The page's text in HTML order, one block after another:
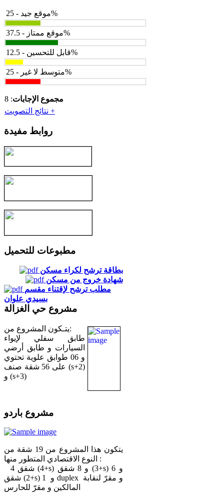
موقع جيد - 25%
موقع ممتاز - 37.5%
قابل للتحسين - 12.5%
متوسط لا غير - 25%
مجموع الإجابات: 8
نتائج التصويت +
روابط مفيدة
مطبوعات للتحميل
بطاقة ترشح لكراء مسكن
شهادة خروج من مسكن
مطلب ترشح لإقتناء مقسم
بسيدي علوان
مشروع حي الغزالة
يتـكون المشروع من:
طابق سفلي لإيواء
السيارات و طابق أرضي
و 06 طوابق علوية تحتوي
على 56 شقة صنف (s+2)
و (s+3)
مشروع باردو
يتكون هذا المشروع من 19 شقة من
النوع الاقتصادي المتطور منها :
4 شقق (4+s) و 8 شقق (3+s) و 6
شقق (2+s) و 1 duplex و مقرّ لنقابة
المالكين و مقرّ للحارس